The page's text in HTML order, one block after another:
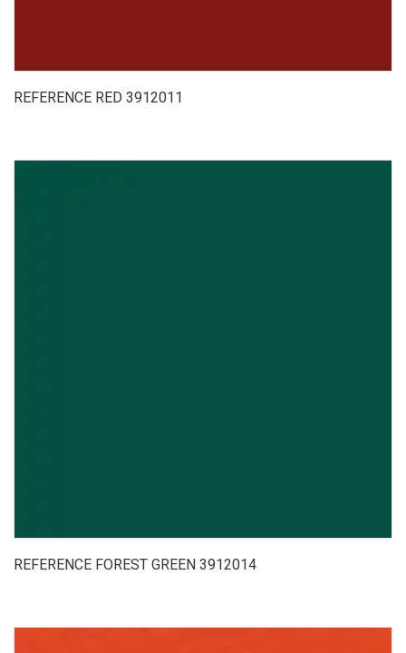
REFERENCE RED 3912011
REFERENCE FOREST GREEN 3912014